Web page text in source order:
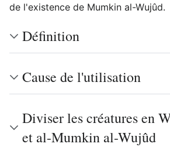
de l'existence de Mumkin al-Wujûd.
Définition
Cause de l'utilisation
Diviser les créatures en
et al-Mumkin al-Wujûd